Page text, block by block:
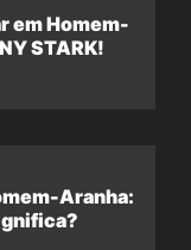
em Homem-
STARK!
Aranha: